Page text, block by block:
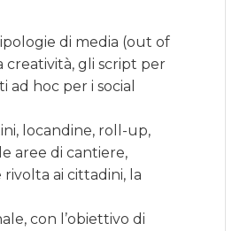
di media (out of
creatività, gli script per
hoc per i social
locandine, roll-up,
aree di cantiere,
ai cittadini, la
con l’obiettivo di